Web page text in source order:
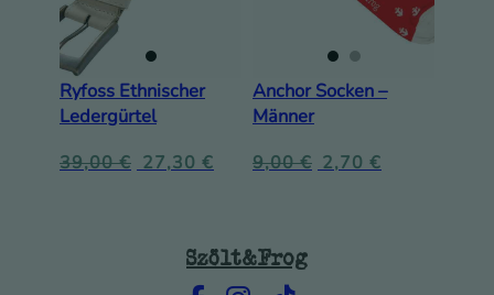
Ryfoss Ethnischer
Ledergürtel
39,00€ 27,30 €
Anchor Socken –
Männer
9,00€ 2,70 €
Szölt&Frog